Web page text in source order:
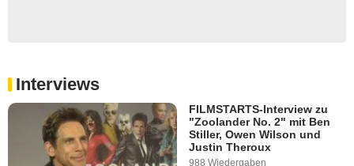
Interviews
FILMSTARTS-Interview zu
"Zoolander No. 2" mit Ben
Stiller, Owen Wilson und
Justin Theroux
988 Wiedergaben